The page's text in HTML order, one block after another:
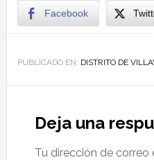
Facebook
PUBLICADO EN: DISTRITO DE
Deja una
Tu dirección de correo